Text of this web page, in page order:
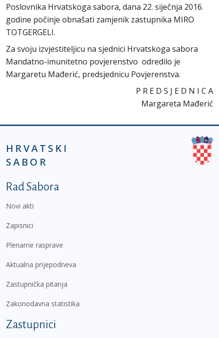
Poslovnika Hrvatskoga sabora, dana 22. siječnja 2016.
godine počinje obnašati zamjenik zastupnika MIRO
TOTGERGELI.
Za svoju izvjestiteljicu na sjednici Hrvatskoga sabora
Mandatno-imunitetno povjerenstvo odredilo je
Margaretu Mađerić, predsjednicu Povjerenstva.
P R E D S J E D N I C A
Margareta Mađerić
HRVATSKI
SABOR
Podnožje prvi izbornik
Rad Sabora
Novi akti
Zapisnici
Plenarne rasprave
Aktualna prijepodneva
Zastupnička pitanja
Zakonodavna statistika
Zastupnici